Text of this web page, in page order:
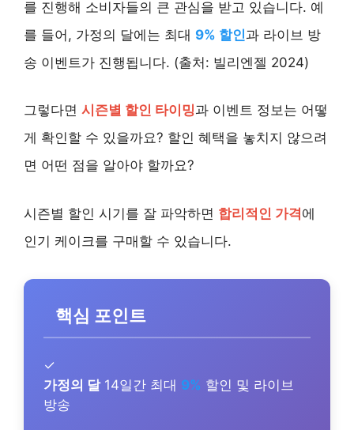
를 진행해 소비자들의 큰 관심을 받고 있습니다. 예
를 들어, 가정의 달에는 최대 9% 할인과 라이브 방
송 이벤트가 진행됩니다. (출처: 빌리엔젤 2024)
그렇다면 시즌별 할인 타이밍과 이벤트 정보는 어떻
게 확인할 수 있을까요? 할인 혜택을 놓치지 않으려
면 어떤 점을 알아야 할까요?
시즌별 할인 시기를 잘 파악하면 합리적인 가격에
인기 케이크를 구매할 수 있습니다.
핵심 포인트
✓
가정의 달14일간 최대 9% 할인 및 라이브
방송